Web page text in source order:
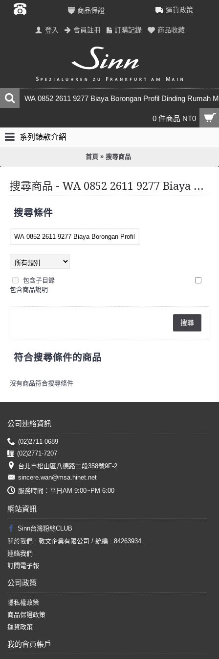
商品保證 運貨政策
登入 會員註冊 訂購記錄 商品收藏
0 件商品 NT0
系列錶款介紹
首頁 » 搜尋商品
搜尋商品 - WA 0852 2611 9277 Biaya Borongan Profil Dinding Rumah Minimalis Daerah Pondokgede Kota Bekasi
搜尋條件
包含子目錄
包含商品說明
符合搜尋條件的商品
沒有商品符合搜尋條件
公司連絡資訊
(02)2711-0689
(02)2771-7207
台北市松山區八德路二段358號9F-2
sincere.wan@msa.hinet.net
服務時間：平日AM 9:00~PM 6:00
網站資訊
Sinn台灣粉絲CLUB
關於我們 : 敦文企業有限公司 / 統編 : 84263934
連絡我們
訂閱電子報
公司政策
隱私權政策
商品保證政策
運貨政策
我的會員帳戶